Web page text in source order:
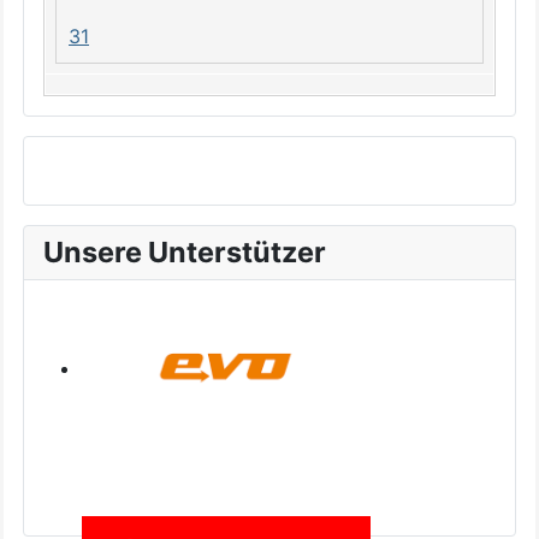
31
Unsere Unterstützer